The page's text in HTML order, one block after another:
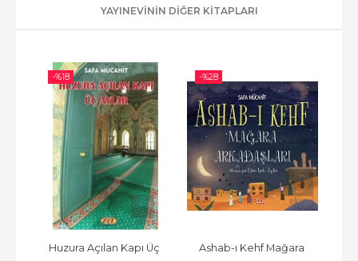
YAYINEVININ DIĞER KITAPLARI
-%18
Huzura Açılan Kapı Üç
-%28
Ashab-ı Kehf Mağara